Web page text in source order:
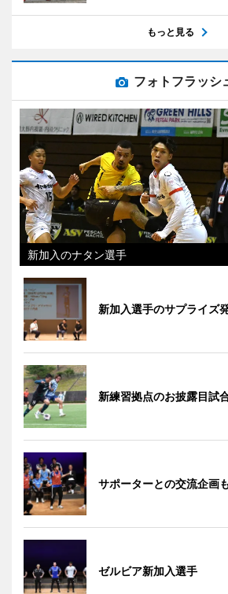
もっと見る
フォトフラッシ
新加入のナタン選手
新加入選手のサプライズ
新練習拠点のお披露目試
サポーターとの交流企画
ゼルビア新加入選手